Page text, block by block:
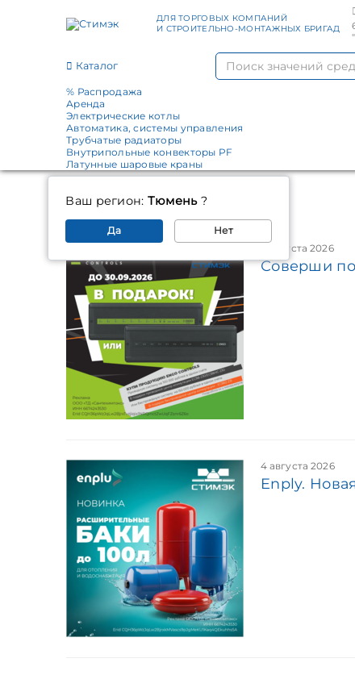
ДЛЯ ТОРГОВЫХ КОМПАНИЙ
И СТРОИТЕЛЬНО-МОНТАЖНЫХ БРИГАД
Ваш регион: Тюмень?
Да Нет
Каталог
% Распродажа
Аренда
Электрические котлы
Автоматика, системы управления
Трубчатые радиаторы
Внутрипольные конвекторы PF
Латунные шаровые краны
Новости
5 августа 2026
Соверши
4 августа 2026
Enply.